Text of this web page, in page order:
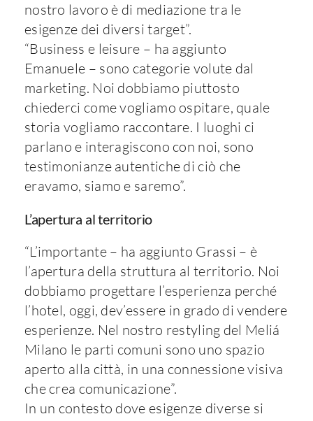
nostro lavoro è di mediazione tra le
esigenze dei diversi target”.
“Business e leisure – ha aggiunto
Emanuele – sono categorie volute dal
marketing. Noi dobbiamo piuttosto
chiederci come vogliamo ospitare, quale
storia vogliamo raccontare. I luoghi ci
parlano e interagiscono con noi, sono
testimonianze autentiche di ciò che
eravamo, siamo e saremo”.
L’apertura al territorio
“L’importante – ha aggiunto Grassi – è
l’apertura della struttura al territorio. Noi
dobbiamo progettare l’esperienza perché
l’hotel, oggi, dev’essere in grado di vendere
esperienze. Nel nostro restyling del Meliá
Milano le parti comuni sono uno spazio
aperto alla città, in una connessione visiva
che crea comunicazione”.
In un contesto dove esigenze diverse si